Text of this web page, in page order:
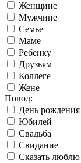
Женщине
Мужчине
Семье
Маме
Ребенку
Друзьям
Коллеге
Жене
Повод:
День рождения
Юбилей
Свадьба
Свидание
Сказать люблю